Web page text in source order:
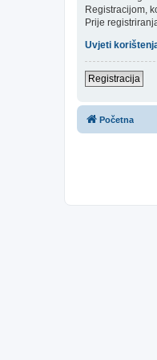
Registracijom,
Prije
Uvjeti
Registracija
Početna